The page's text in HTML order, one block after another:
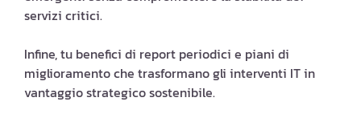
servizi critici.
Infine, tu benefici di report periodici e piani di
miglioramento che trasformano gli interventi IT in
vantaggio strategico sostenibile.